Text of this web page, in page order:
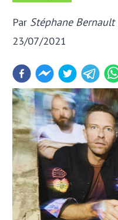
Par Stéphane Bernault
23/07/2021